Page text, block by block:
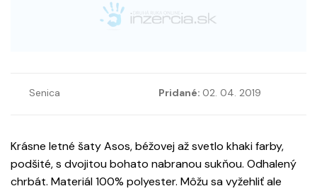
Senica Pridané: 02. 04. 2019
Krásne letné šaty Asos, béžovej až svetlo khaki farby,
podšité, s dvojitou bohato nabranou sukňou. Odhalený
chrbát. Materiál 100% polyester. Môžu sa vyžehliť ale